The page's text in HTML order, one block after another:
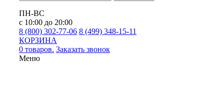
ПН-ВС
с 10:00 до 20:00
8 (800) 302-77-06 8 (499) 348-15-11
КОРЗИНА
0 товаров. Заказать звонок
Меню